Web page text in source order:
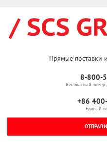
Прямые поставки
8-800-
Бесплатный номер
+86
Единый